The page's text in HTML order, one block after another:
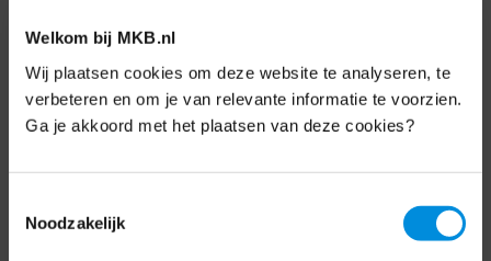
Welkom bij MKB.nl
Wij plaatsen cookies om deze website te analyseren, te
verbeteren en om je van relevante informatie te voorzien.
Ga je akkoord met het plaatsen van deze cookies?
Noodzakelijk
Direct naar
Over ons
Bezuidenhoutseweg 12